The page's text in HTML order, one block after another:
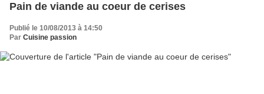
Pain de viande au coeur de cerises
Publié le 10/08/2013 à 14:50
Par Cuisine passion